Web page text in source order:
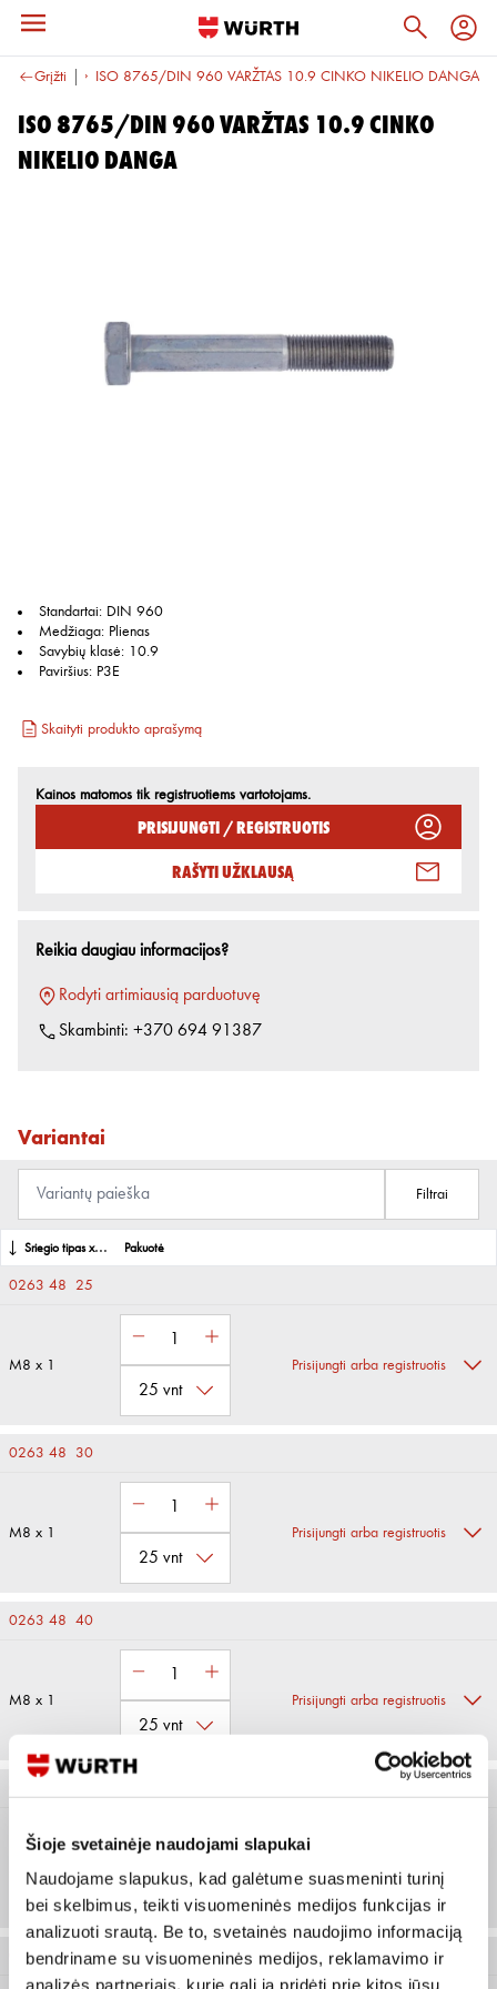
Šioje svetainėje naudojami slapukai
Naudojame slapukus, kad galėtume suasmeninti turinį
bei skelbimus, teikti visuomeninės medijos funkcijas ir
analizuoti srautą. Be to, svetainės naudojimo informaciją
bendriname su visuomeninės medijos, reklamavimo ir
analizės partneriais, kurie gali ją pridėti prie kitos jūsų
Grįžti
10.9 ISO 8765/DIN 960 VARŽTAS 10.9 CINKO NIKELIO DANGA
ISO 8765/DIN 960 VARŽTAS 10.9 CINKO
NIKELIO DANGA
Standartai: DIN 960
Medžiaga: Plienas
Savybių klasė: 10.9
Paviršius: P3E
Skaityti produkto aprašymą
Kainos matomos tik registruotiems vartotojams.
Prisijungti / Registruotis
Rašyti užklausą
Reikia daugiau informacijos?
Rodyti artimiausią parduotuvę
Skambinti: +370 694 91387
Variantai
Filtrai
Sriegio tipas x vardinis skersmuo x žingsnis
Pakuotė
0263 48 25
M8 x 1 Prisijungti arba registruotis
0263 48 30
M8 x 1 Prisijungti arba registruotis
0263 48 40
M8 x 1 Prisijungti arba registruotis
M10 x 1 Prisijungti arba registruotis
0263 410 35